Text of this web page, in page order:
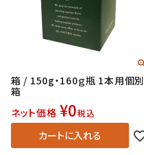
箱 / 150g・160ｇ瓶 1本用個別
箱
ネット価格 ¥0税込
カートに入れる